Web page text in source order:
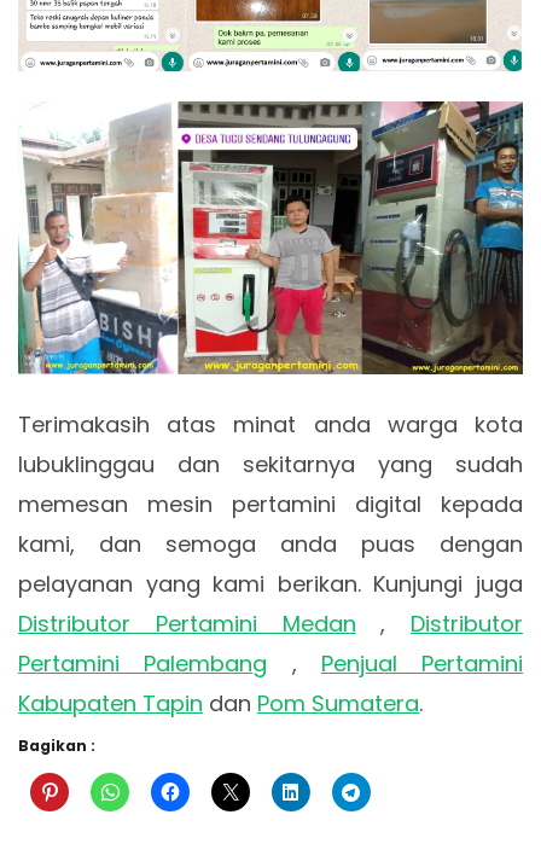
Terimakasih atas minat anda warga kota
lubuklinggau dan sekitarnya yang sudah
memesan mesin pertamini digital kepada
kami, dan semoga anda puas dengan
pelayanan yang kami berikan. Kunjungi juga
Distributor Pertamini Medan , Distributor
Pertamini Palembang , Penjual Pertamini
Kabupaten Tapin dan Pom Sumatera.
Bagikan :